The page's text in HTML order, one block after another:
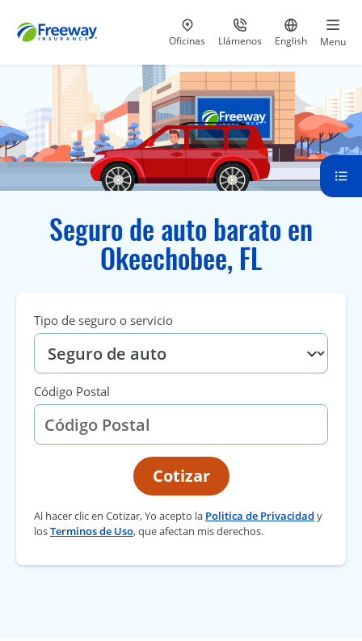
Visita nuestras
Oficinas Llámenos
al 800-441-5533
Ir al sitio
English Menu
Seguro de auto barato en
Okeechobee, FL
Tipo de seguro o servicio
Código Postal
Cotizar
Al hacer clic en Cotizar, Yo acepto la Politica de Privacidad y
losTerminos de Uso, que afectan mis derechos.